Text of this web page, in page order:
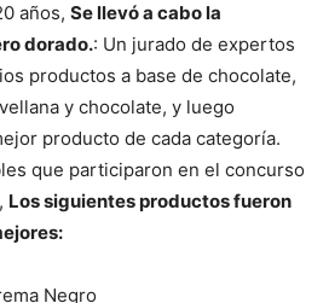
años, Se llevó a cabo la
dorado.: Un jurado de expertos
productos a base de chocolate,
y chocolate, y luego
producto de cada categoría.
que participaron en el concurso
Los siguientes productos fueron
Negro